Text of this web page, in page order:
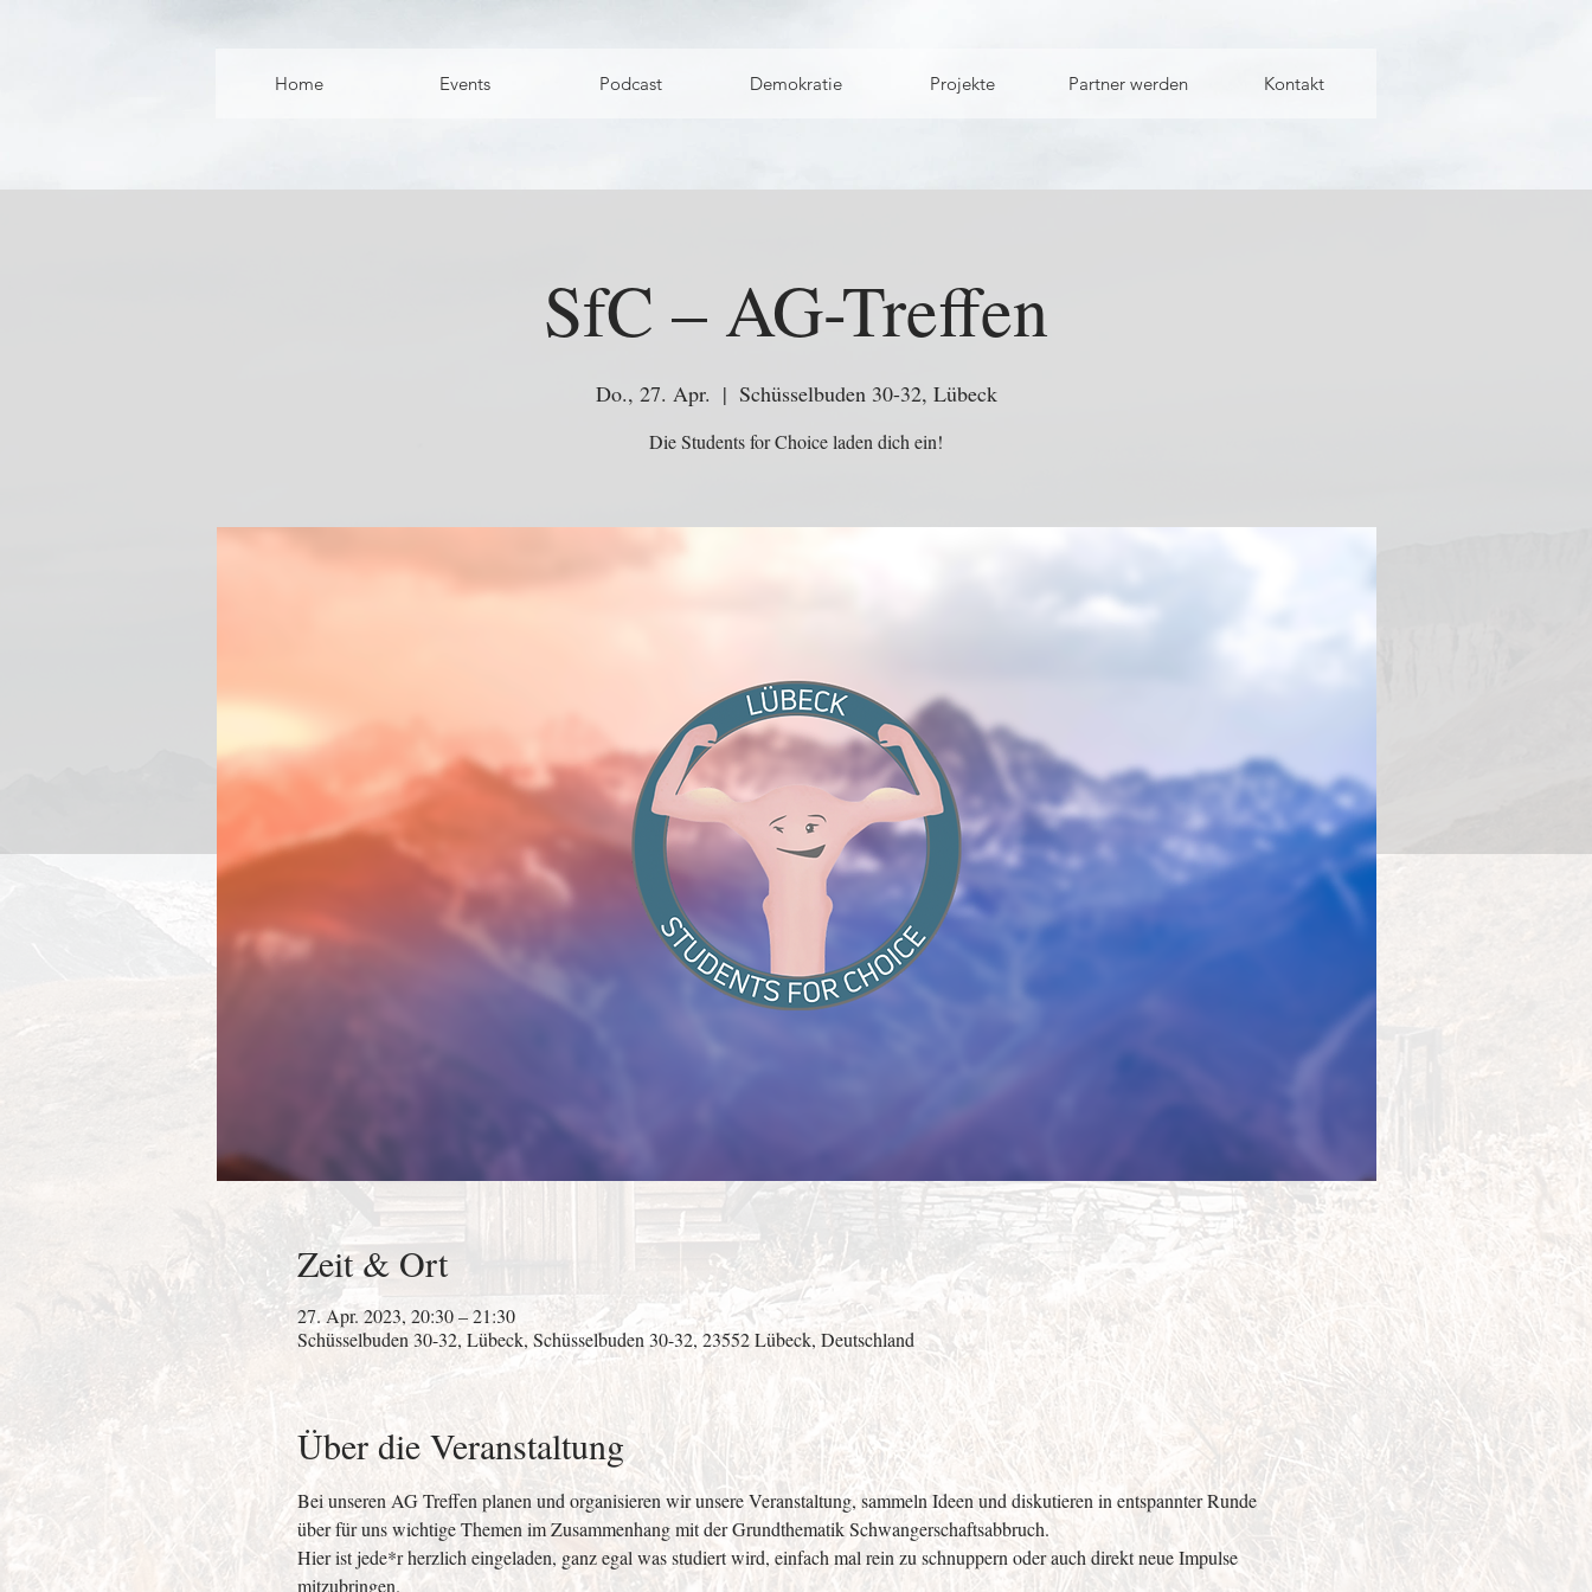
Home Events Podcast Demokratie Projekte Partner werden Kontakt
SfC – AG-Treffen
Do., 27. Apr.
  |
Schüsselbuden 30-32, Lübeck
Die Students for Choice laden dich ein!
Zeit & Ort
27. Apr. 2023, 20:30 – 21:30
Schüsselbuden 30-32, Lübeck, Schüsselbuden 30-32, 23552 Lübeck, Deutschland
Über die Veranstaltung
Bei unseren AG Treffen planen und organisieren wir unsere Veranstaltung, sammeln Ideen und diskutieren in entspannter Runde
über für uns wichtige Themen im Zusammenhang mit der Grundthematik Schwangerschaftsabbruch.
Hier ist jede*r herzlich eingeladen, ganz egal was studiert wird, einfach mal rein zu schnuppern oder auch direkt neue Impulse
mitzubringen.